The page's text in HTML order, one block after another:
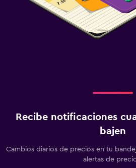
Recibe notificaciones
bajen
Cambios diarios de precios en tu
alertas de